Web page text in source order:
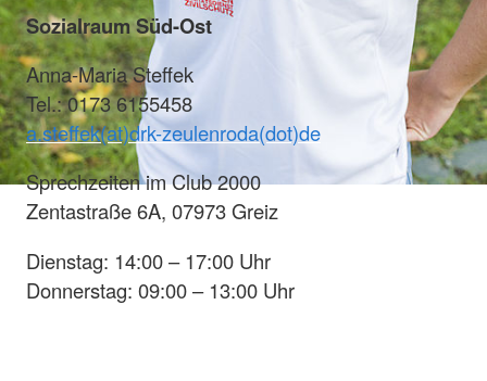
Sozialraum Süd-Ost
Anna-Maria Steffek
Tel.: 0173 6155458
a.steffek(at)drk-zeulenroda(dot)de
Sprechzeiten im Club 2000
Zentastraße 6A, 07973 Greiz
Dienstag: 14:00 – 17:00 Uhr
Donnerstag: 09:00 – 13:00 Uhr